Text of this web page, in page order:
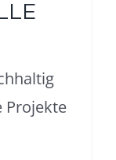
Projekte